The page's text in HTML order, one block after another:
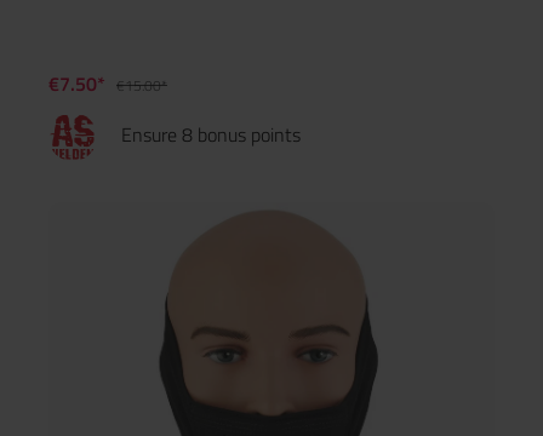
€7.50* €15.00*
Ensure 8 bonus points